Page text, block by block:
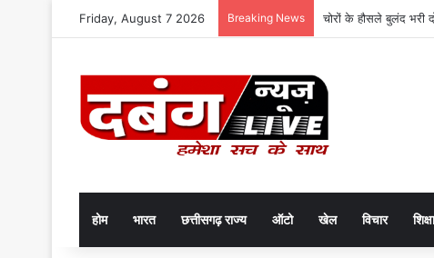
Friday, August 7 2026 Breaking News चोरों के हौसले बुलंद भरी
होम भारत छत्तीसगढ़ राज्य ऑटो खेल विचार शिक्षा